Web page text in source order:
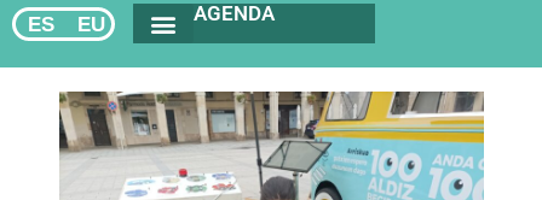
ES EU AGENDA